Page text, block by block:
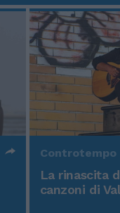
Controtempo
La rinascita
canzoni di